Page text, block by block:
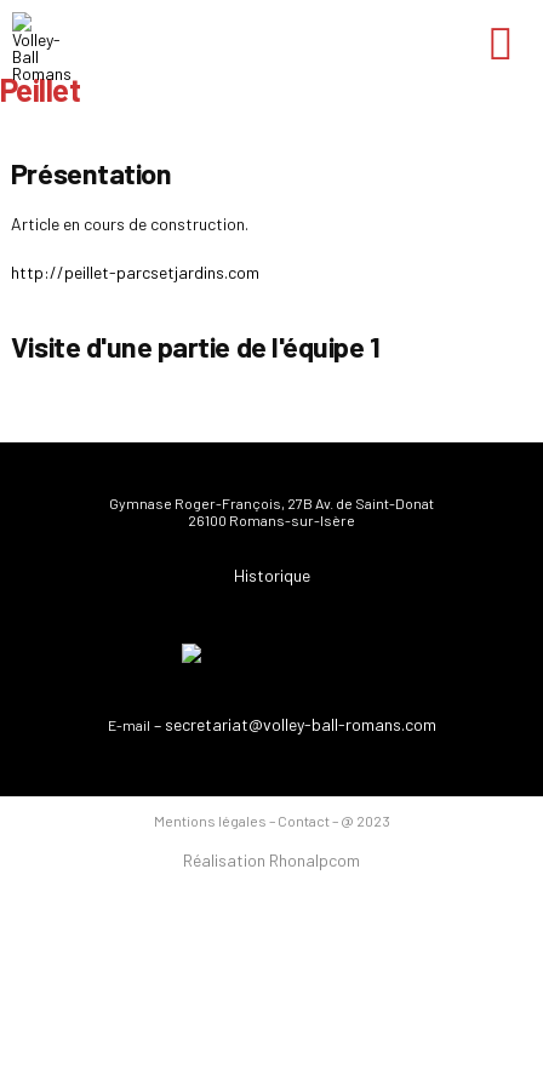
au
contenu
Peillet
Présentation
Article en cours de construction.
http://peillet-parcsetjardins.com
Visite d'une partie de l'équipe 1
Gymnase Roger-François, 27B Av. de Saint-Donat
26100 Romans-sur-Isère
Historique
E-mail – secretariat@volley-ball-romans.com
Mentions légales – Contact – @ 2023
Réalisation Rhonalpcom